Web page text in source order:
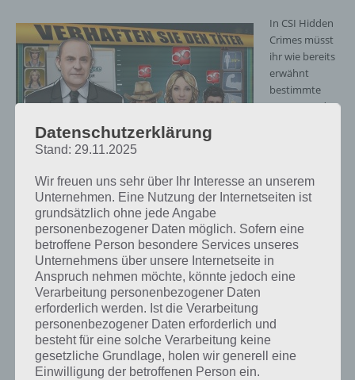
CSI Hidden Crimes Screenshot – (c)
Ubisoft
In CSI Hidden
Crimes müsst
ihr wie bereits
erwähnt
bestimmte
Gegenstände
noch weitere
Gegenstände,
die im Bild
versteckt sind. Hierbei handelt es sich teilweise um Beweise, aber
auch um zusätzliche Elemente wie beispielsweise Verkehrszeichen.
Umso schneller man alle Gegenstände bei CSI Hidden Crimes für
Android und iOS findet und sich auch nicht verklickt, desto besser ist
die Bewertung. Diese Beweise müssen wir nun an andere CSI geben,
die den Gegenstand untersuchen. Dies kann schon zu Beginn 20
Minuten dauern. Diese Wartezeit kann man durch die Premium
Währung überspringen, welche man jedoch nur gegen In App Kauf
Datenschutzerklärung
Stand: 29.11.2025
Wir freuen uns sehr über Ihr Interesse an unserem
Unternehmen. Eine Nutzung der Internetseiten ist
grundsätzlich ohne jede Angabe
personenbezogener Daten möglich. Sofern eine
betroffene Person besondere Services unseres
Unternehmens über unsere Internetseite in
Anspruch nehmen möchte, könnte jedoch eine
Verarbeitung personenbezogener Daten
erforderlich werden. Ist die Verarbeitung
personenbezogener Daten erforderlich und
besteht für eine solche Verarbeitung keine
gesetzliche Grundlage, holen wir generell eine
Einwilligung der betroffenen Person ein.